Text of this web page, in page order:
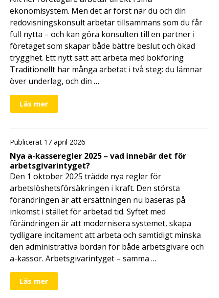
ekonomisystem. Men det är först när du och din
redovisningskonsult arbetar tillsammans som du får
full nytta – och kan göra konsulten till en partner i
företaget som skapar både bättre beslut och ökad
trygghet. Ett nytt sätt att arbeta med bokföring
Traditionellt har många arbetat i två steg: du lämnar
över underlag, och din …
Läs mer
Publicerat 17 april 2026
Nya a-kasseregler 2025 – vad innebär det för
arbetsgivarintyget?
Den 1 oktober 2025 trädde nya regler för
arbetslöshetsförsäkringen i kraft. Den största
förändringen är att ersättningen nu baseras på
inkomst i stället för arbetad tid. Syftet med
förändringen är att modernisera systemet, skapa
tydligare incitament att arbeta och samtidigt minska
den administrativa bördan för både arbetsgivare och
a-kassor. Arbetsgivarintyget – samma …
Läs mer